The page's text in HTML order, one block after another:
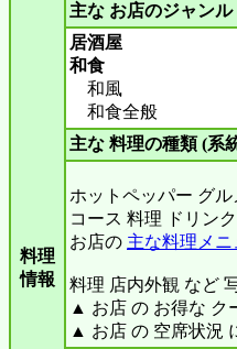
料理
情報
主な お店のジャンル
居酒屋
和食
和風
和食全般
主な 料理の種類 (系
ホットペッパー グル
コース 料理 ドリン
お店の 主な料理メニ
料理 店内外観 など
▲ お店 の お得な ク
▲ お店 の 空席状況